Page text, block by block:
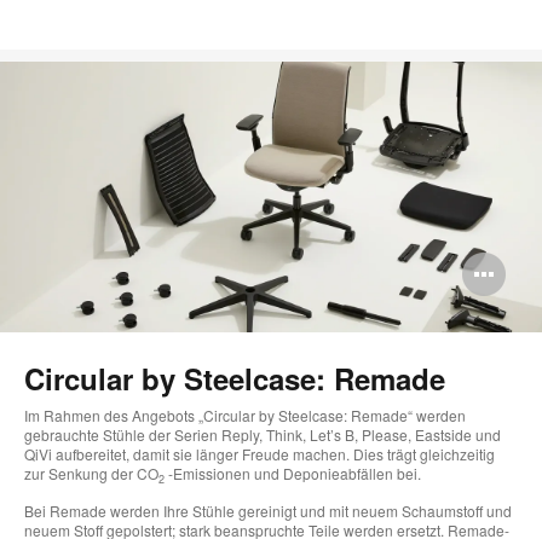
Circular by Steelcase: Remade
Im Rahmen des Angebots „Circular by Steelcase: Remade“ werden
gebrauchte Stühle der Serien Reply, Think, Let’s B, Please, Eastside und
QiVi aufbereitet, damit sie länger Freude machen. Dies trägt gleichzeitig
zur Senkung der CO2 -Emissionen und Deponieabfällen bei.
Bei Remade werden Ihre Stühle gereinigt und mit neuem Schaumstoff und
neuem Stoff gepolstert; stark beanspruchte Teile werden ersetzt. Remade-